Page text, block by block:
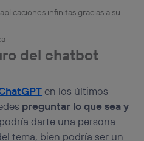
del chatbot
en los últimos
preguntar lo que sea y
darte una persona
tema, bien podría ser un